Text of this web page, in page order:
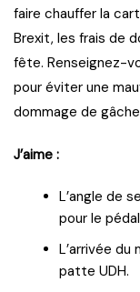
faire chauffer la
Brexit, les frais de
fête. Renseignez-
pour éviter une
dommage de
J’aime :
L’angle de
pour le
L’arrivée du
patte UDH.